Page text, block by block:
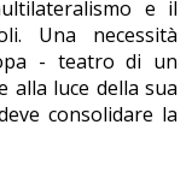
e il
Una necessità
- teatro di un
alla luce della sua
consolidare la